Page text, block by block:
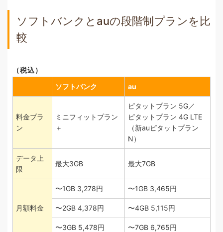
ソフトバンクとauの段階制プランを比
較
（税込）
ソフトバンク
au
料金プラ
ン
ミニフィットプラン
＋
ピタットプラン 5G／
ピタットプラン 4G LTE
（新auピタットプラン
N）
データ上
限
最大3GB 最大7GB
月額料金
〜1GB 3,278円 〜1GB 3,465円
〜2GB 4,378円 〜4GB 5,115円
〜3GB 5,478円 〜7GB 6,765円